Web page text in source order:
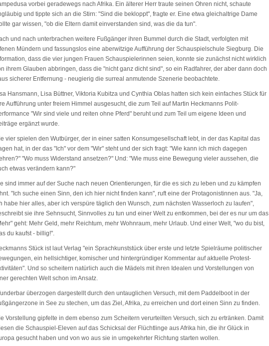
vorbei geradewegs nach Afrika. Ein älterer Herr traute seinen Ohren nicht, schaute
und tippte sich an die Stirn: "Sind die bekloppt", fragte er. Eine etwa gleichaltrige Dame
gar wissen, "ob die Eltern damit einverstanden sind, was die da tun".
und nach unterbrachen weitere Fußgänger ihren Bummel durch die Stadt, verfolgten mit
Mündern und fassungslos eine aberwitzige Aufführung der Schauspielschule Siegburg. Die
dass die vier jungen Frauen Schauspielerinnen seien, konnte sie zunächst nicht wirklich
ihrem Glauben abbringen, dass die "nicht ganz dicht sind", so ein Radfahrer, der aber dann doch
sicherer Entfernung - neugierig die surreal anmutende Szenerie beobachtete.
Hansmann, Lisa Büttner, Viktoria Kubitza und Cynthia Oblas hatten sich kein einfaches Stück für
Aufführung unter freiem Himmel ausgesucht, die zum Teil auf Martin Heckmanns Polit-
"Wir sind viele und reiten ohne Pferd" beruht und zum Teil um eigene Ideen und
ergänzt wurde.
vier spielen den Wutbürger, der in einer satten Konsumgesellschaft lebt, in der das Kapital das
hat, in der das "Ich" vor dem "Wir" steht und der sich fragt: "Wie kann ich mich dagegen
"Wo muss Widerstand ansetzen?" Und: "Wie muss eine Bewegung vieler aussehen, die
etwas verändern kann?"
sind immer auf der Suche nach neuen Orientierungen, für die es sich zu leben und zu kämpfen
"Ich suche einen Sinn, den ich hier nicht finden kann", ruft eine der Protagonistinnen aus. "Ja,
habe hier alles, aber ich verspüre täglich den Wunsch, zum nächsten Wasserloch zu laufen",
sie ihre Sehnsucht, Sinnvolles zu tun und einer Welt zu entkommen, bei der es nur um das
geht: Mehr Geld, mehr Reichtum, mehr Wohnraum, mehr Urlaub. Und einer Welt, "wo du bist,
du kaufst - billig!".
Stück ist laut Verlag "ein Sprachkunststück über erste und letzte Spielräume politischer
ein hellsichtiger, komischer und hintergründiger Kommentar auf aktuelle Protest-
Und so scheitern natürlich auch die Mädels mit ihren Idealen und Vorstellungen von
gerechten Welt schon im Ansatz.
überzogen dargestellt durch den untauglichen Versuch, mit dem Paddelboot in der
in See zu stechen, um das Ziel, Afrika, zu erreichen und dort einen Sinn zu finden.
Vorstellung gipfelte in dem ebenso zum Scheitern verurteilten Versuch, sich zu ertränken. Damit
die Schauspiel-Eleven auf das Schicksal der Flüchtlinge aus Afrika hin, die ihr Glück in
gesucht haben und von wo aus sie in umgekehrter Richtung starten wollen.